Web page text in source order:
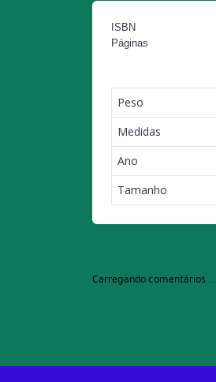
ISBN
Páginas
Peso
Medidas
Ano
Tamanho
Carregando comentários ...